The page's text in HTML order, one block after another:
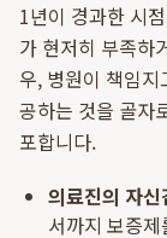
1년이 경과한 시
가 현저히 부족하
우, 병원이 책임
공하는 것을 골자
포합니다.
의료진의 자신
서까지 보증